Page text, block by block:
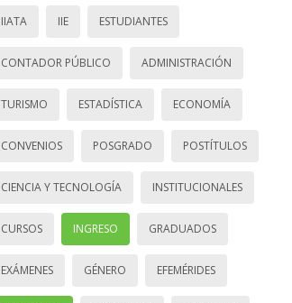
IIATA IIE ESTUDIANTES
CONTADOR PÚBLICO ADMINISTRACIÓN
TURISMO ESTADÍSTICA ECONOMÍA
CONVENIOS POSGRADO POSTÍTULOS
CIENCIA Y TECNOLOGÍA INSTITUCIONALES
CURSOS INGRESO GRADUADOS
EXÁMENES GÉNERO EFEMÉRIDES